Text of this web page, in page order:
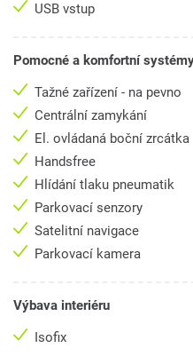
USB vstup
Pomocné a komfortní
Tažné zařízení - na pevno
Centrální zamykání
El. ovládaná boční zrcátka
Handsfree
Hlídání tlaku pneumatik
Parkovací senzory
Satelitní navigace
Parkovací kamera
Výbava interiéru
Isofix